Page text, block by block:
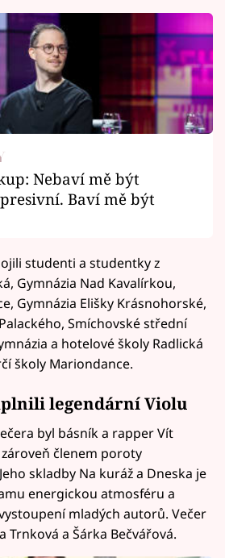
Nebaví mě být
Baví mě být
studenti a studentky z
Gymnázia Nad Kavalírkou,
Gymnázia Elišky Krásnohorské,
Smíchovské střední
a hotelové školy Radlická
školy Mariondance.
legendární Violu
byl básník a rapper Vít
členem poroty
skladby Na kuráž a Dneska je
energickou atmosféru a
mladých autorů. Večer
Trnková a Šárka Bečvářová.